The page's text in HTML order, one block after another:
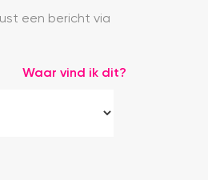
een bericht via
Waar vind ik dit?